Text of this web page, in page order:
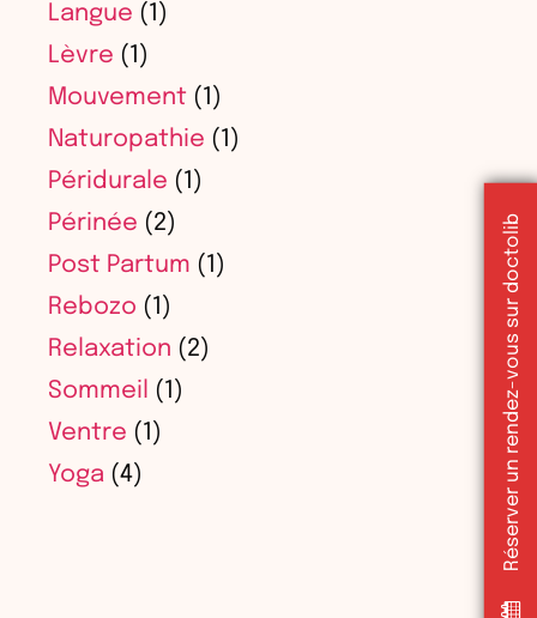
Langue (1)
Lèvre (1)
Mouvement (1)
Naturopathie (1)
Péridurale (1)
Périnée (2)
Post Partum (1)
Rebozo (1)
Relaxation (2)
Sommeil
(1)
Ventre (1)
Yoga (4) Réserver un rendez-vous sur doctolib